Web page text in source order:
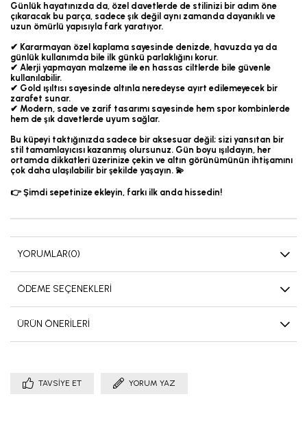
Günlük hayatınızda da, özel davetlerde de stilinizi bir adım öne
çıkaracak bu parça, sadece şık değil aynı zamanda dayanıklı ve
uzun ömürlü yapısıyla fark yaratıyor.
✔ Kararmayan özel kaplama sayesinde denizde, havuzda ya da
günlük kullanımda bile ilk günkü parlaklığını korur.
✔ Alerji yapmayan malzeme ile en hassas ciltlerde bile güvenle
kullanılabilir.
✔ Gold ışıltısı sayesinde altınla neredeyse ayırt edilemeyecek bir
zarafet sunar.
✔ Modern, sade ve zarif tasarımı sayesinde hem spor kombinlerde
hem de şık davetlerde uyum sağlar.
Bu küpeyi taktığınızda sadece bir aksesuar değil; sizi yansıtan bir
stil tamamlayıcısı kazanmış olursunuz. Gün boyu ışıldayın, her
ortamda dikkatleri üzerinize çekin ve altın görünümünün ihtişamını
çok daha ulaşılabilir bir şekilde yaşayın. 💫
👉 Şimdi sepetinize ekleyin, farkı ilk anda hissedin!
YORUMLAR(0)
ÖDEME SEÇENEKLERI
ÜRÜN ÖNERILERI
TAVSIYE ET YORUM YAZ